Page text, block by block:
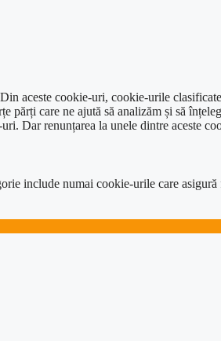
aceste cookie-uri, cookie-urile
care ne ajută să analizăm și să
Dar renunțarea la unele dintre aceste
include numai cookie-urile care